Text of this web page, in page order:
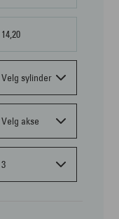
14,20
Velg sylinder
Velg akse
3